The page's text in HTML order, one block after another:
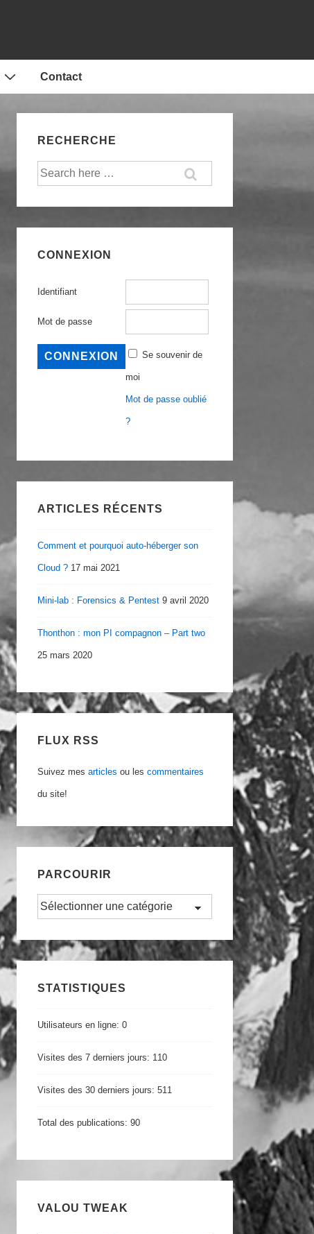
Contact
RECHERCHE
Recherche
CONNEXION
Identifiant
Mot de passe
Se souvenir de
moi
Mot de passe oublié
?
ARTICLES RÉCENTS
Comment et pourquoi auto-héberger son
Cloud ? 17 mai 2021
Mini-lab : Forensics & Pentest 9 avril 2020
Thonthon : mon PI compagnon – Part two
25 mars 2020
FLUX RSS
Suivez mes articles ou les commentaires
du site!
PARCOURIR
Parcourir
STATISTIQUES
Utilisateurs en ligne: 0
Visites des 7 derniers jours: 110
Visites des 30 derniers jours: 511
Total des publications: 90
VALOU TWEAK